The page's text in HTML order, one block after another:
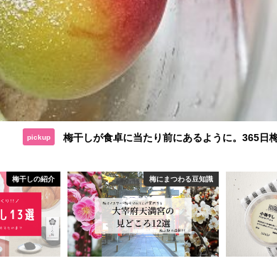
pickup 梅干しが食卓に当たり前にあるように。365日
梅干しの紹介 梅にまつわる豆知識